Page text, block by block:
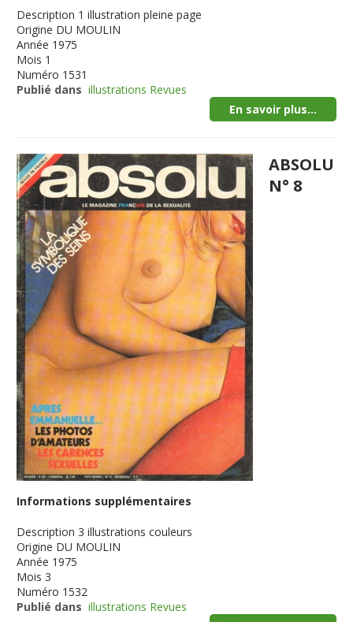
Description 1 illustration pleine page
Origine DU MOULIN
Année 1975
Mois 1
Numéro 1531
Publié dans illustrations Revues
En savoir plus...
ABSOLU
N° 8
Informations supplémentaires
Description 3 illustrations couleurs
Origine DU MOULIN
Année 1975
Mois 3
Numéro 1532
Publié dans illustrations Revues